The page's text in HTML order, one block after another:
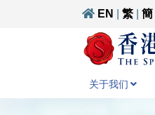
EN 繁 簡
关于我们